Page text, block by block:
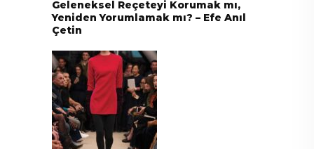
Geleneksel Reçeteyi Korumak mı,
Yeniden Yorumlamak mı? – Efe Anıl
Çetin